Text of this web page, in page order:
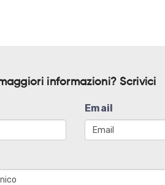
informazioni? Scrivici
Email